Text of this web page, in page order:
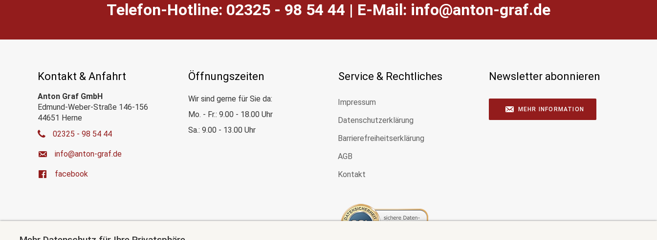
Telefon-Hotline: 02325 - 98 54 44 | E-Mail: ed.farg-notna@ofni
Kontakt & Anfahrt
Anton Graf GmbH
Edmund-Weber-Straße 146-156
44651 Herne
02325 - 98 54 44
ed.farg-notna@ofni
facebook
Öffnungszeiten
Wir sind gerne für Sie da:
Mo. - Fr.: 9.00 - 18.00 Uhr
Sa.: 9.00 - 13.00 Uhr
Service & Rechtliches
Impressum
Datenschutzerklärung
Barrierefreiheitserklärung
AGB
Kontakt
Newsletter abonnieren
MEHR INFORMATION